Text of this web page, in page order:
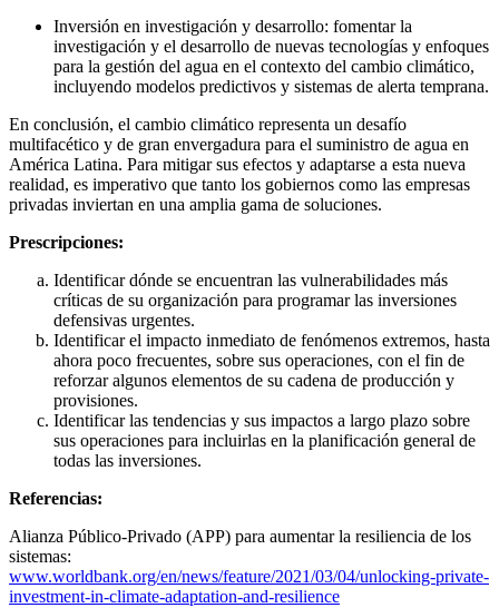
Inversión en investigación y desarrollo: fomentar la
investigación y el desarrollo de nuevas tecnologías y enfoques
para la gestión del agua en el contexto del cambio climático,
incluyendo modelos predictivos y sistemas de alerta temprana.
En conclusión, el cambio climático representa un desafío
multifacético y de gran envergadura para el suministro de agua en
América Latina. Para mitigar sus efectos y adaptarse a esta nueva
realidad, es imperativo que tanto los gobiernos como las empresas
privadas inviertan en una amplia gama de soluciones.
Prescripciones:
Identificar dónde se encuentran las vulnerabilidades más
críticas de su organización para programar las inversiones
defensivas urgentes.
Identificar el impacto inmediato de fenómenos extremos, hasta
ahora poco frecuentes, sobre sus operaciones, con el fin de
reforzar algunos elementos de su cadena de producción y
provisiones.
Identificar las tendencias y sus impactos a largo plazo sobre
sus operaciones para incluirlas en la planificación general de
todas las inversiones.
Referencias:
Alianza Público-Privado (APP) para aumentar la resiliencia de los
sistemas:
www.worldbank.org/en/news/feature/2021/03/04/unlocking-private-
investment-in-climate-adaptation-and-resilience